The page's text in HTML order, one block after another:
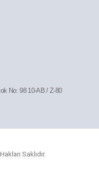
No: 98 10-AB / Z-80
Saklıdır.